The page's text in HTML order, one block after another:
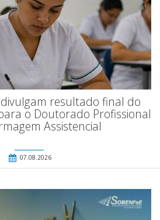
divulgam resultado final do
o Doutorado Profissional
Assistencial
07.08.2026